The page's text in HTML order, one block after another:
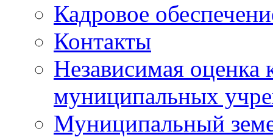
Кадровое
Контакты
Независимая оценка
муниципальных
Муниципальный